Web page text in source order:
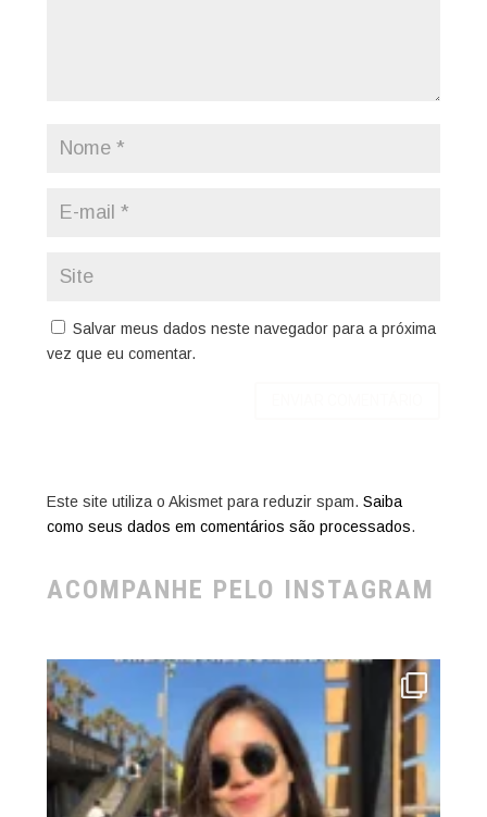
Salvar meus dados neste navegador para a próxima
vez que eu comentar.
Este site utiliza o Akismet para reduzir spam. Saiba
como seus dados em comentários são processados.
ACOMPANHE PELO INSTAGRAM